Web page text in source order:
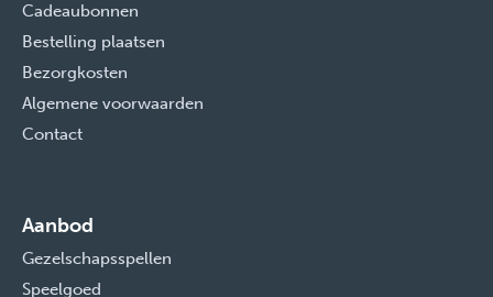
Cadeaubonnen
Bestelling plaatsen
Bezorgkosten
Algemene voorwaarden
Contact
Aanbod
Gezelschapsspellen
Speelgoed